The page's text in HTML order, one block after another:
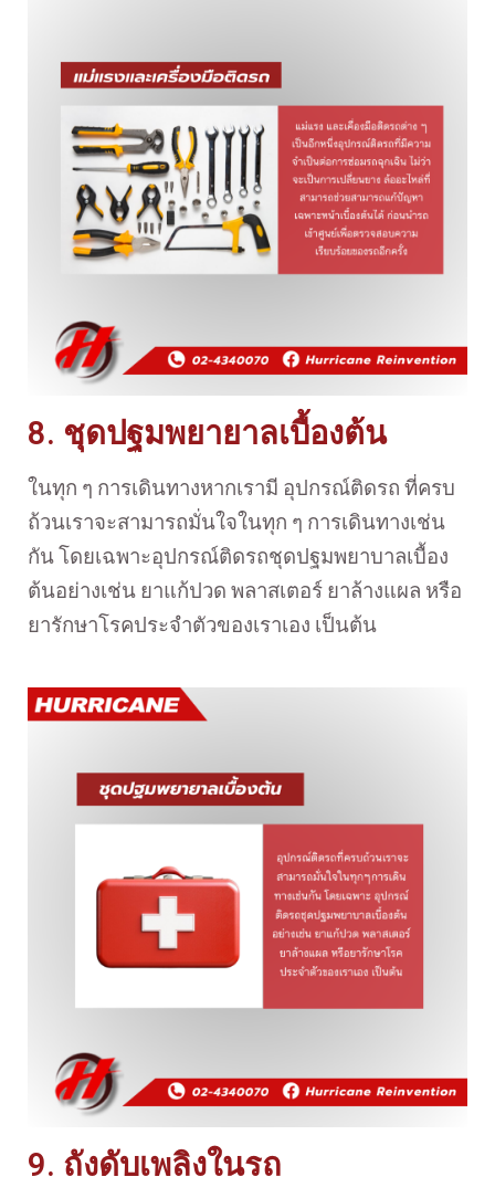
8. ชุดปฐมพยายาลเบื้องต้น
ในทุก ๆ การเดินทางหากเรามี อุปกรณ์ติดรถ ที่ครบ
ถ้วนเราจะสามารถมั่นใจในทุก ๆ การเดินทางเช่น
กัน โดยเฉพาะอุปกรณ์ติดรถชุดปฐมพยาบาลเบื้อง
ต้นอย่างเช่น ยาแก้ปวด พลาสเตอร์ ยาล้างแผล หรือ
ยารักษาโรคประจำตัวของเราเอง เป็นต้น
9. ถังดับเพลิงในรถ